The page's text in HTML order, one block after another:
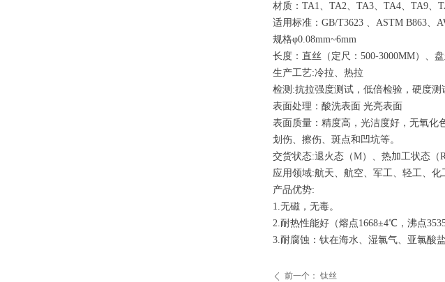
材质：TA1、TA2、TA3、TA4、TA9、
适用标准：GB/T3623 、ASTM B863、
规格φ0.08mm~6mm
长度：直丝（定尺：500-3000MM）、盘
生产工艺:冷拉、热拉
检测:抗拉强度测试，低倍检验，硬度测
表面处理：酸洗表面 光亮表面
表面质量：精度高，光洁度好，无氧化
划伤、擦伤、斑点和凹坑等。
交货状态:退火态（M）、热加工状态（
应用领域:航天、航空、军工、轻工、化
产品优势:
1.无磁，无毒。
2.耐热性能好（熔点1668±4℃，沸点
3.耐腐蚀：钛在海水、湿氯气、亚氯酸
ꄴ 前一个： 钛丝